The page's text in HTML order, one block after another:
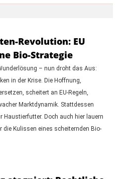
Revolution: EU
Bio-Strategie
– nun droht das Aus:
in der Krise. Die Hoffnung,
scheitert an EU-Regeln,
Marktdynamik. Stattdessen
Haustierfutter. Doch auch hier lauern
die Kulissen eines scheiternden Bio-